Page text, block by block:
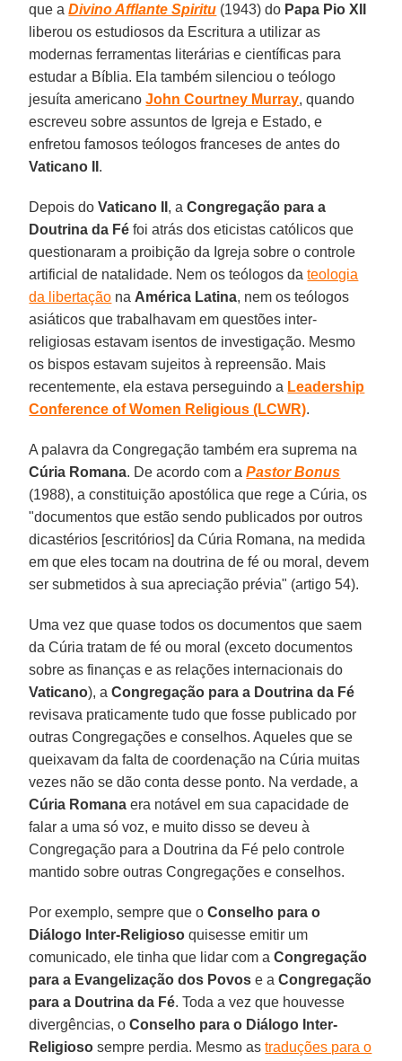
que aDivino Afflante Spiritu (1943) do Papa Pio XII
liberou os estudiosos da Escritura a utilizar as
modernas ferramentas literárias e científicas para
estudar a Bíblia. Ela também silenciou o teólogo
jesuíta americanoJohn Courtney Murray, quando
escreveu sobre assuntos de Igreja e Estado, e
enfretou famosos teólogos franceses de antes do
Vaticano II .
Depois doVaticano II , aCongregação para a
Doutrina da Fé foi atrás dos eticistas católicos que
questionaram a proibição da Igreja sobre o controle
artificial de natalidade. Nem os teólogos dateologia
da libertação na América Latina, nem os teólogos
asiáticos que trabalhavam em questões inter-
religiosas estavam isentos de investigação. Mesmo
os bispos estavam sujeitos à repreensão. Mais
recentemente, ela estava perseguindo a Leadership
Conference of Women Religious (LCWR).
A palavra da Congregação também era suprema na
Cúria Romana. De acordo com aPastor Bonus
(1988), a constituição apostólica que rege a Cúria, os
"documentos que estão sendo publicados por outros
dicastérios [escritórios] da Cúria Romana, na medida
em que eles tocam na doutrina de fé ou moral, devem
ser submetidos à sua apreciação prévia" (artigo 54).
Uma vez que quase todos os documentos que saem
da Cúria tratam de fé ou moral (exceto documentos
sobre as finançase as relações internacionais do
Vaticano), aCongregação para a Doutrina da Fé
revisava praticamente tudo que fosse publicado por
outras Congregações e conselhos. Aqueles que se
queixavam da falta de coordenação na Cúria muitas
vezes não se dão conta desse ponto. Na verdade, a
Cúria Romana era notável em sua capacidade de
falar a uma só voz, e muito disso se deveu à
Congregação para a Doutrina da Fé pelo controle
mantido sobre outras Congregações e conselhos.
Por exemplo, sempre que oConselho para o
Diálogo Inter-Religioso quisesse emitir um
comunicado, ele tinha que lidar com aCongregação
para a Evangelização dos Povos e aCongregação
para a Doutrina da Fé. Toda a vez que houvesse
divergências, oConselho para o Diálogo Inter-
Religioso sempre perdia. Mesmo astraduções para o